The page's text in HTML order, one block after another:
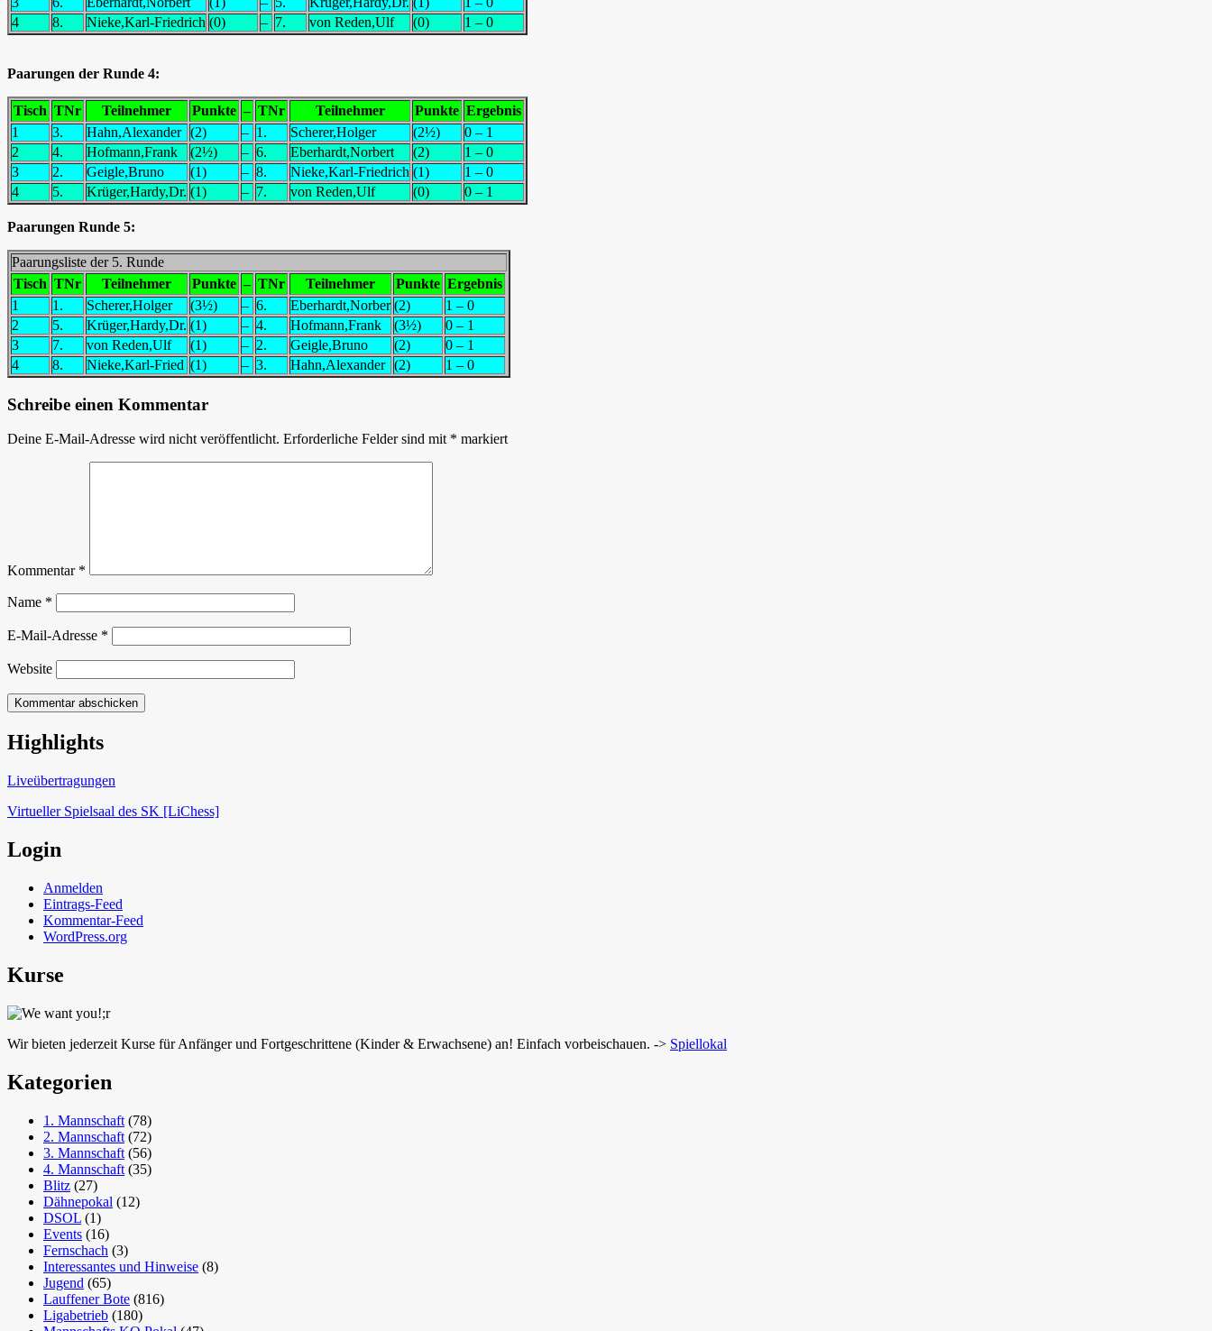
4
8. Nieke,Karl-Friedrich (0) – 7. von Reden,Ulf (0) 1 – 0
Paarungen der Runde 4:
Tisch TNr Teilnehmer Punkte – TNr Teilnehmer Punkte Ergebnis
1
3. Hahn,Alexander (2) – 1. Scherer,Holger (2½)
0 – 1
2
4. Hofmann,Frank (2½) – 6. Eberhardt,Norbert (2)
1 – 0
3
2. Geigle,Bruno (1) – 8. Nieke,Karl-Friedrich (1)
1 – 0
4
5. Krüger,Hardy,Dr. (1) – 7. von Reden,Ulf (0) 0 – 1
Paarungen Runde 5:
Paarungsliste der 5. Runde
Tisch TNr Teilnehmer Punkte – TNr Teilnehmer Punkte Ergebnis
1
1. Scherer,Holger (3½) – 6. Eberhardt,Norber (2)
1 – 0
2
5. Krüger,Hardy,Dr. (1) – 4. Hofmann,Frank (3½)
0 – 1
3
7. von Reden,Ulf (1) – 2. Geigle,Bruno (2)
0 – 1
4
8. Nieke,Karl-Fried (1) – 3. Hahn,Alexander (2) 1 – 0
Schreibe einen Kommentar
Deine E-Mail-Adresse wird nicht veröffentlicht. Erforderliche Felder sind mit * markiert
Kommentar *
Name *
E-Mail-Adresse *
Website
Schach in Lauffen
Highlights
Liveübertragungen
Virtueller Spielsaal des SK [LiChess]
Login
Anmelden
Eintrags-Feed
Kommentar-Feed
WordPress.org
Kurse
Wir bieten jederzeit Kurse für Anfänger und Fortgeschrittene (Kinder & Erwachsene) an! Einfach vorbeischauen. -> Spiellokal
Kategorien
1. Mannschaft (78)
2. Mannschaft (72)
3. Mannschaft (56)
4. Mannschaft (35)
Blitz (27)
Dähnepokal (12)
DSOL (1)
Events (16)
Fernschach (3)
Interessantes und Hinweise (8)
Jugend (65)
Lauffener Bote (816)
Ligabetrieb (180)